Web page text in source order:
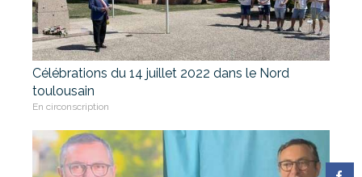
Célébrations du 14 juillet 2022 dans le Nord
toulousain
En circonscription